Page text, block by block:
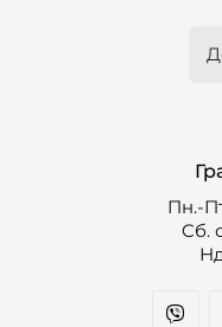
Пн.-
Cб.